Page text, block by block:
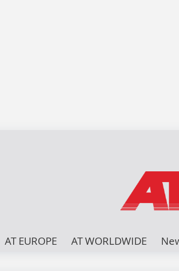
AT EUROPE AT WORLDWIDE